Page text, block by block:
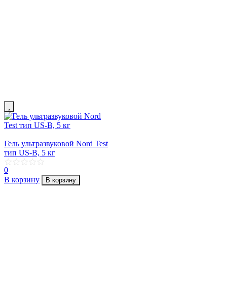
Гель ультразвуковой Nord Test
тип US-B, 5 кг
0
В корзину
В корзину